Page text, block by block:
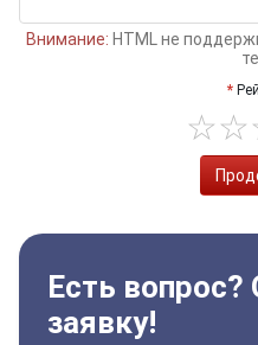
Внимание: HTML не
Есть вопрос?
заявку!